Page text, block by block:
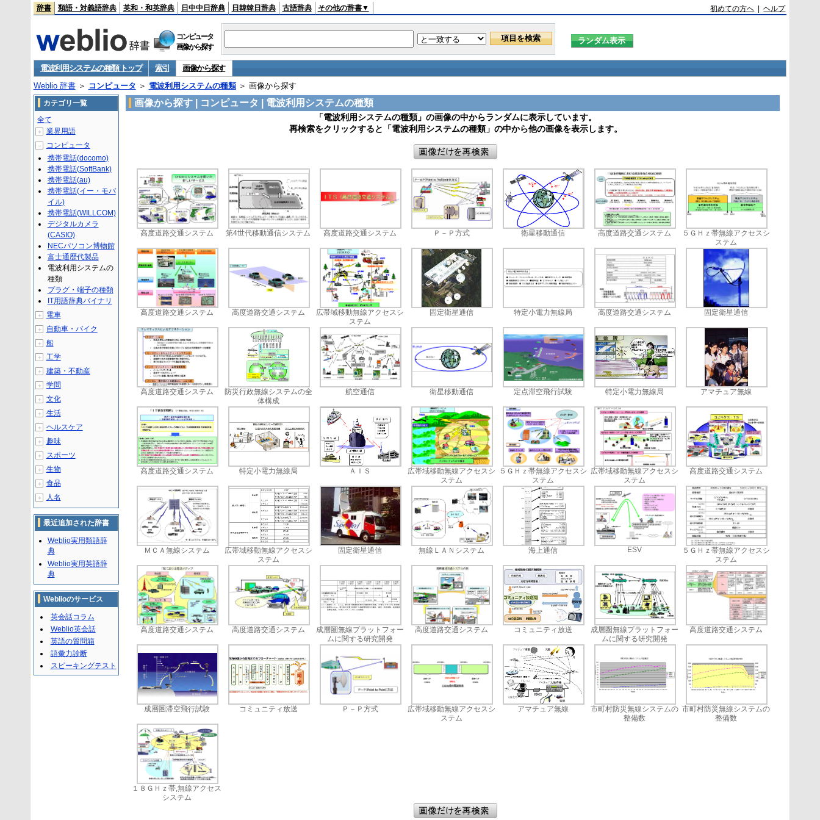
辞書 類語・対義語辞典 英和・和英辞典 日中中日辞典 日韓韓日辞典 古語辞典 その他の辞書▼ 初めての方へ |ヘルプ
コンピュータ
画像から探す
電波利用システムの種類 トップ 索引
画像から探す
Weblio 辞書＞ コンピュータ ＞ 電波利用システムの種類＞ 画像から探す
画像から探す | コンピュータ | 電波利用システムの種類
「電波利用システムの種類」の画像の中からランダムに表示しています。
再検索をクリックすると「電波利用システムの種類」の中から他の画像を表示します。
高度道路交通システム 第4世代移動通信システム 高度道路交通システム Ｐ－Ｐ方式 衛星移動通信 高度道路交通システム
５ＧＨｚ帯無線アクセスシ
ステム
高度道路交通システム 高度道路交通システム
広帯域移動無線アクセスシ
ステム
固定衛星通信 特定小電力無線局 高度道路交通システム 固定衛星通信
高度道路交通システム
防災行政無線システムの全
体構成
航空通信 衛星移動通信 定点滞空飛行試験 特定小電力無線局 アマチュア無線
高度道路交通システム 特定小電力無線局 ＡＩＳ
広帯域移動無線アクセスシ
ステム
５ＧＨｚ帯無線アクセスシ
ステム
広帯域移動無線アクセスシ
ステム
高度道路交通システム
ＭＣＡ無線システム
広帯域移動無線アクセスシ
ステム
固定衛星通信 無線ＬＡＮシステム 海上通信 ESV
５ＧＨｚ帯無線アクセスシ
ステム
高度道路交通システム 高度道路交通システム
成層圏無線プラットフォー
ムに関する研究開発
高度道路交通システム コミュニティ放送
成層圏無線プラットフォー
ムに関する研究開発
高度道路交通システム
成層圏滞空飛行試験 コミュニティ放送 Ｐ－Ｐ方式
広帯域移動無線アクセスシ
ステム
アマチュア無線
市町村防災無線システムの
整備数
市町村防災無線システムの
整備数
１８ＧＨｚ帯,無線アクセス
システム
カテゴリ一覧
全て
＋ 業界用語
－
コンピュータ
携帯電話(docomo)
携帯電話(SoftBank)
携帯電話(au)
携帯電話(イー・モバ
イル)
携帯電話(WILLCOM)
デジタルカメラ
(CASIO)
NECパソコン博物館
富士通歴代製品
電波利用システムの
種類
プラグ・端子の種類
IT用語辞典バイナリ
＋ 電車
＋ 自動車・バイク
＋ 船
＋ 工学
＋ 建築・不動産
＋ 学問
＋ 文化
＋ 生活
＋ ヘルスケア
＋ 趣味
＋ スポーツ
＋ 生物
＋ 食品
＋ 人名
最近追加された辞書
Weblio実用類語辞
典
Weblio実用英語辞
典
Weblioのサービス
英会話コラム
Weblio英会話
英語の質問箱
語彙力診断
スピーキングテスト